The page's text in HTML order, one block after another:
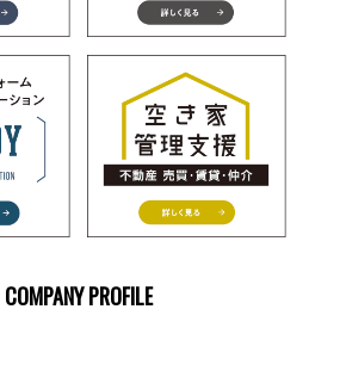
COMPANY PROFILE